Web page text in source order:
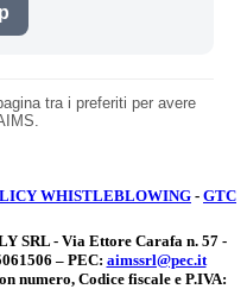
tra i preferiti per avere
WHISTLEBLOWING - GTC
SRL - Via Ettore Carafa n. 57 -
– PEC: aimssrl@pec.it
numero, Codice fiscale e P.IVA: